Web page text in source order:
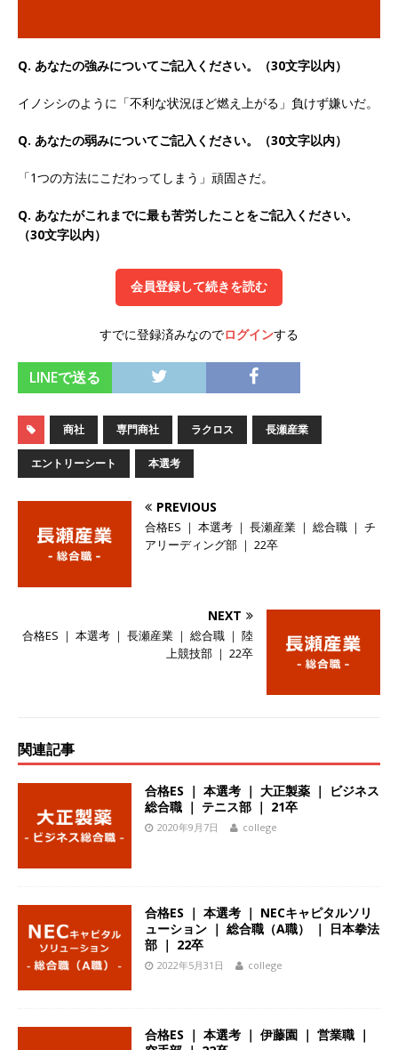
体育会積極採用企業
[ 2026年5月15日 ]
【 28卒 ｜ インターンシップ
いコンサルを行う ｜ スタートアップの成長性×
大手グループとしての安定性バツグン ｜ 年収
業
[ 2026年5月14日 ] 【 28卒 】 NTTドコモグルー
プと電通グループの傘下 ｜ 初任給40万 ｜ 人よ
り速く、高い成長を求める人には超魅力的な挑戦
環境!! ｜ 日本で初めてインターネット広告事業を
始めたパイオニア企業 ｜ CARTA HOLDINGS
[ 2026年5月14日 ]
【 28卒 ｜ 体験型インターン
シップ 】スタンダード上場 ｜ 業界No.1 企業医
ル、マーケティング、ブランディングが経験でき
る ｜ 土日祝休み ｜ 年間休日124日 ｜ ギミック
【 28卒 ｜ 不動産・営業を知
知名度抜群の総合不動産会社 ｜ マンション販売
戸数近畿圏第3位 ｜ 初任給30万+手当、1年目で
年収1,000万も目指せる ｜ 年間休日120～125日
業界研究・企業説明会 】 世界最大級の金融サー
ビス機関 ｜ BtoBtoCの代理店営業 ｜ 20代で年
収1,000万円目指せる ｜ 賞与年4回・年間休日
企業
Q. あなたの強みについてご記入ください。（30文字以内）
イノシシのように「不利な状況ほど燃え上がる」負けず嫌いだ。
Q. あなたの弱みについてご記入ください。（30文字以内）
「1つの方法にこだわってしまう」頑固さだ。
Q. あなたがこれまでに最も苦労したことをご記入ください。
（30文字以内）
会員登録して続きを読む
すでに登録済みなのでログインする
LINEで送る
商社 専門商社 ラクロス 長瀬産業
エントリーシート 本選考
PREVIOUS
合格ES ｜ 本選考 ｜ 長瀬産業 ｜ 総合職 ｜ チ
アリーディング部 ｜ 22卒
NEXT
合格ES ｜ 本選考 ｜ 長瀬産業 ｜ 総合職 ｜ 陸
上競技部 ｜ 22卒
関連記事
合格ES ｜ 本選考 ｜ 大正製薬 ｜ ビジネス
総合職 ｜ テニス部 ｜ 21卒
2020年9月7日 college
合格ES ｜ 本選考 ｜ NECキャピタルソリ
ューション ｜ 総合職（A職） ｜ 日本拳法
部 ｜ 22卒
2022年5月31日 college
合格ES ｜ 本選考 ｜ 伊藤園 ｜ 営業職 ｜